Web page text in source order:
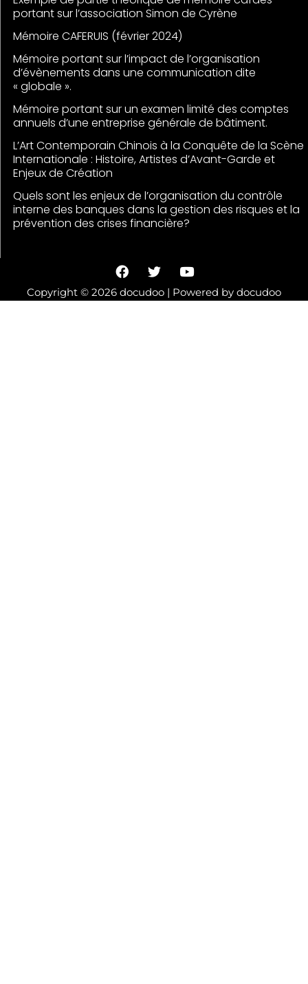
portant sur l’association Simon de Cyrène
Mémoire CAFERUIS (février 2024)
Mémoire portant sur l’impact de l’organisation
d’évènements dans une communication dite
« globale ».
Mémoire portant sur un examen limité des comptes
annuels d’une entreprise générale de bâtiment.
L’Art Contemporain Chinois à la Conquête de la Scène
Internationale : Histoire, Artistes d’Avant-Garde et
Enjeux de Création
Quels sont les enjeux de l’organisation du contrôle
interne des banques dans la gestion des risques et la
prévention des crises financière?
F
a
c
e
T
w
i
t
Y
o
u
t
Copyright © 2026 docudoo | Powered by docudoo